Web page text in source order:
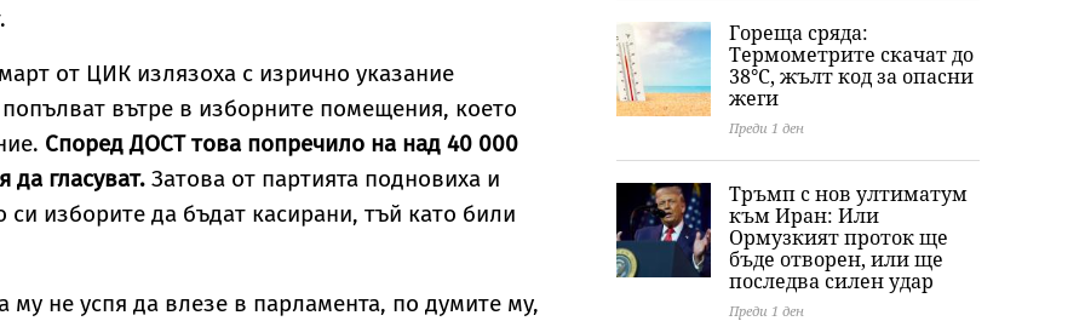
от ЦИК излязоха с изрично указание
вътре в изборните помещения, което
Според ДОСТ това попречило на над 40 000
да гласуват. Затова от партията подновиха и
си изборите да бъдат касирани, тъй като били
му не успя да влезе в парламента, по думите му,
Гореща сряда:
Термометрите скачат до
38°C, жълт код за опасни
жеги
Преди 1 ден
Тръмп с нов ултиматум
към Иран: Или
Ормузкият проток ще
бъде отворен, или ще
последва силен удар
Преди 1 ден